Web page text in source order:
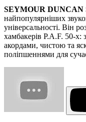
SEYMOUR DUNCAN
найпопулярніших
універсальності. Він
хамбакерів P.A.F. 50-
акордами, чистою та
поліпшеннями для